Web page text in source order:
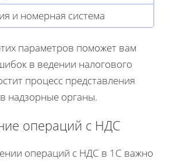
и номерная система
параметров поможет вам
в ведении налогового
процесс представления
надзорные органы.
операций с НДС
операций с НДС в 1С важно